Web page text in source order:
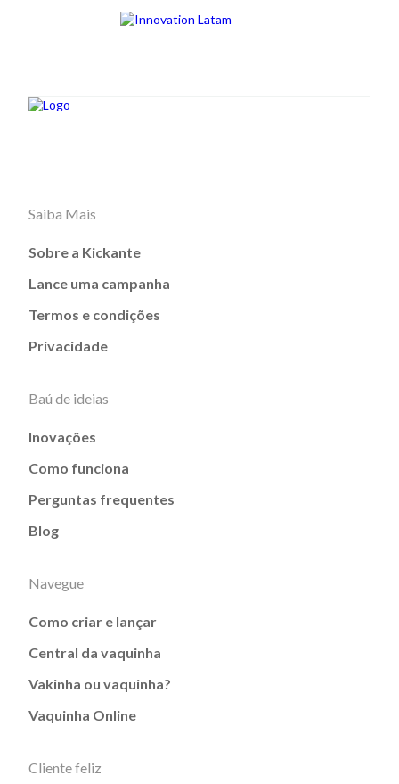
Saiba Mais
Sobre a Kickante
Lance uma campanha
Termos e condições
Privacidade
Baú de ideias
Inovações
Como funciona
Perguntas frequentes
Blog
Navegue
Como criar e lançar
Central da vaquinha
Vakinha ou vaquinha?
Vaquinha Online
Cliente feliz